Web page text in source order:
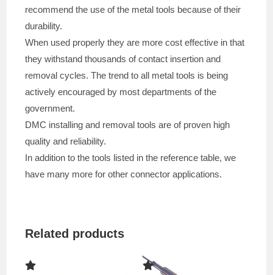
recommend the use of the metal tools because of their
durability.
When used properly they are more cost effective in that
they withstand thousands of contact insertion and
removal cycles. The trend to all metal tools is being
actively encouraged by most departments of the
government.
DMC installing and removal tools are of proven high
quality and reliability.
In addition to the tools listed in the reference table, we
have many more for other connector applications.
Related products